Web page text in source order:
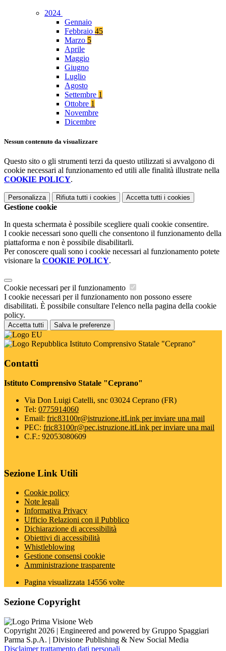
2024
Gennaio
Febbraio 45
Marzo 5
Aprile
Maggio
Giugno
Luglio
Agosto
Settembre 1
Ottobre 1
Novembre
Dicembre
Nessun contenuto da visualizzare
Questo sito o gli strumenti terzi da questo utilizzati si avvalgono di
cookie necessari al funzionamento ed utili alle finalità illustrate nella
COOKIE POLICY.
Personalizza Rifiuta tutti i cookies Accetta tutti i cookies
Gestione cookie
In questa schermata è possibile scegliere quali cookie consentire.
I cookie necessari sono quelli che consentono il funzionamento della
piattaforma e non è possibile disabilitarli.
Per conoscere quali sono i cookie necessari al funzionamento potete
visionare la COOKIE POLICY.
Cookie necessari per il funzionamento
I cookie necessari per il funzionamento non possono essere
disabilitati. È possibile consultare l'elenco nella pagina della cookie
policy.
Accetta tutti Salva le preferenze
Istituto Comprensivo Statale "Ceprano"
Contatti
Istituto Comprensivo Statale "Ceprano"
Via Don Luigi Catelli, snc 03024 Ceprano (FR)
Tel: 0775914060
Email: fric83100r@istruzione.itLink per inviare una mail
PEC: fric83100r@pec.istruzione.itLink per inviare una mail
C.F.: 92053080609
Sezione Link Utili
Cookie policy
Note legali
Informativa Privacy
Ufficio Relazioni con il Pubblico
Dichiarazione di accessibilità
Obiettivi di accessibilità
Whistleblowing
Gestione consensi cookie
Amministrazione trasparente
Pagina visualizzata 14556 volte
Sezione Copyright
Copyright 2026 | Engineered and powered by Gruppo Spaggiari
Parma S.p.A. | Divisione Publishing & New Social Media
Disclaimer trattamento dati personali